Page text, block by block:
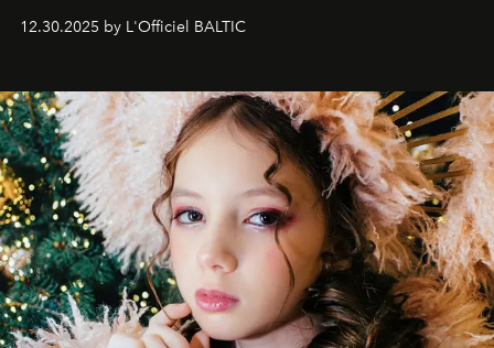
achievements.
12.30.2025 by L'Officiel BALTIC